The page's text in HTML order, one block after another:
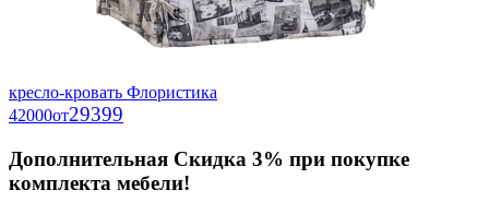
кресло-кровать Флористика
42000от29399
Дополнительная Скидка 3% при покупке
комплекта мебели!